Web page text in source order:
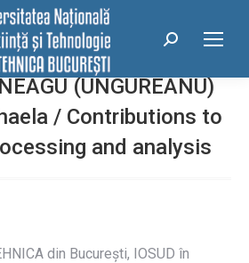
Search:
(UNGUREANU)
/ Contributions to
and analysis
din Bucureşti, IOSUD în